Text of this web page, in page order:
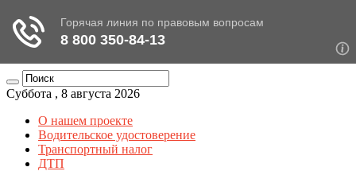
Суббота , 8 августа 2026
О нашем проекте
Водительское удостоверение
Транспортный налог
ДТП